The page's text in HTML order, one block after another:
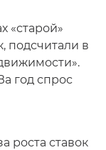
«старой»
подсчитали в
год спрос
роста ставок